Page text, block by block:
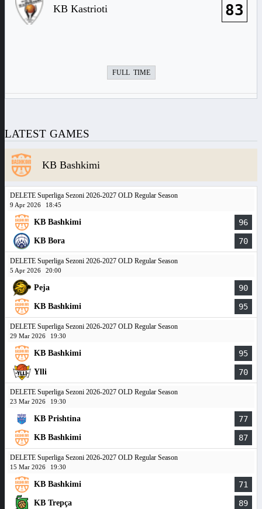
KB Kastrioti 83
FULL TIME
LATEST GAMES
KB Bashkimi
DELETE Superliga Sezoni 2026-2027 OLD Regular Season
9 Apr 2026 18:45
KB Bashkimi 96
KB Bora 70
DELETE Superliga Sezoni 2026-2027 OLD Regular Season
5 Apr 2026 20:00
Peja 90
KB Bashkimi 95
DELETE Superliga Sezoni 2026-2027 OLD Regular Season
29 Mar 2026 19:30
KB Bashkimi 95
Ylli 70
DELETE Superliga Sezoni 2026-2027 OLD Regular Season
23 Mar 2026 19:30
KB Prishtina 77
KB Bashkimi 87
DELETE Superliga Sezoni 2026-2027 OLD Regular Season
15 Mar 2026 19:30
KB Bashkimi 71
KB Trepça 89